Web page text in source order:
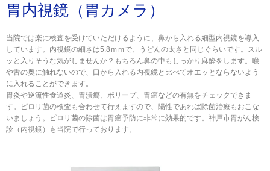
胃内視鏡（胃カメラ）
当院では楽に検査を受けていただけるように、鼻から入れる細型内視鏡を導入
しています。内視鏡の細さは5.8ｍｍで、うどんの太さと同じぐらいです。スル
ッと入りそうな気がしませんか？もちろん鼻の中もしっかり麻酔をします。喉
や舌の奥に触れないので、口から入れる内視鏡と比べてオエッとならないよう
に入れることができます。
胃炎や逆流性食道炎、胃潰瘍、ポリープ、胃癌などの有無をチェックできま
す。ピロリ菌の検査も合わせて行えますので、陽性であれば除菌治療もおこな
いましょう。ピロリ菌の除菌は胃癌予防に非常に効果的です。神戸市胃がん検
診（内視鏡）も当院で行っております。